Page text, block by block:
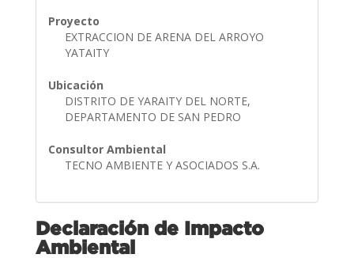
Proyecto
EXTRACCION DE ARENA DEL ARROYO
YATAITY
Ubicación
DISTRITO DE YARAITY DEL NORTE,
DEPARTAMENTO DE SAN PEDRO
Consultor Ambiental
TECNO AMBIENTE Y ASOCIADOS S.A.
Declaración de Impacto
Ambiental